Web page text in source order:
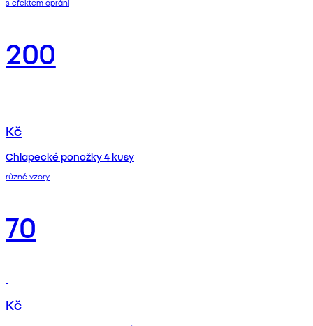
200
Kč
Chlapecké ponožky 4 kusy
různé vzory
70
Kč